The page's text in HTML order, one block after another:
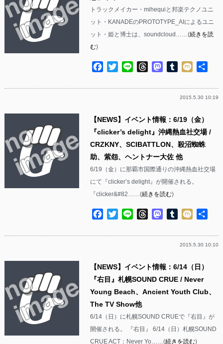
トラックメイカー・mihequiと邦楽テクノユニ
ット・KANADEのPROTOTYPE_AIによるユニ
ット・姫と博士は、soundcloud……(続きを読
む)
Facebook
TwitterLine ThreadsMastodon
Tumblr
Mixi
2015.5.30 10:19
【NEWS】イベント情報：6/19（金）
『clicker’s delight』沖縄熱血社交場 /
CRZKNY、SCIBATTLON、殺沼蜘蛛
助、紫怨、ヘントナー大佐 他
6/19（金）に那覇市国際通りの沖縄熱血社交場
にて『clicker’s delight』が開催される。
『clicker&#82……(続きを読む)
Facebook
TwitterLine ThreadsMastodon
Tumblr
Mixi
2015.5.30 10:10
【NEWS】イベント情報：6/14（日）
『右目』札幌SOUND CRUE / Never
Young Beach、Ancient Youth Club、
The TV Show他
6/14（日）に札幌SOUND CRUEで『右目』が
開催される。 『右目』 6/14（日）札幌SOUND
CRUE ACT：Never Yo……(続きを読む)